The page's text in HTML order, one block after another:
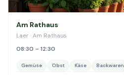
Am Rathaus
Laer · Am Rathaus
08:30 – 12:30
Gemüse Obst Käse Backwaren